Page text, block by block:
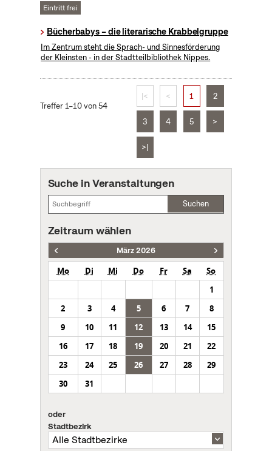
Eintritt frei
Bücherbabys – die literarische Krabbelgruppe
Im Zentrum steht die Sprach- und Sinnesförderung
der Kleinsten - in der Stadtteilbibliothek Nippes.
Treffer 1–10 von 54
|< < 1 2
3 4 5 >
>|
Suche in Veranstaltungen
Suchen
Zeitraum wählen
März 2026
Mo Di Mi Do Fr Sa
So
1
2
3 4 5 6 7
8
9
10 11 12 13 14
15
16
17 18 19 20 21
22
23
24 25 26 27 28
29
30
31
oder
Stadtbezirk